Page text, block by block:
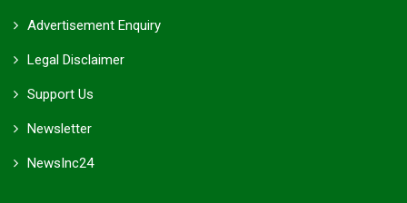
Advertisement Enquiry
Legal Disclaimer
Support Us
Newsletter
NewsInc24